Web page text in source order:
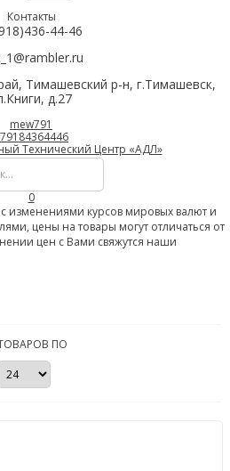
Контакты
44-46
Тимашевский р-н, г.Тимашевск,
д.27
mew791
0
ПО